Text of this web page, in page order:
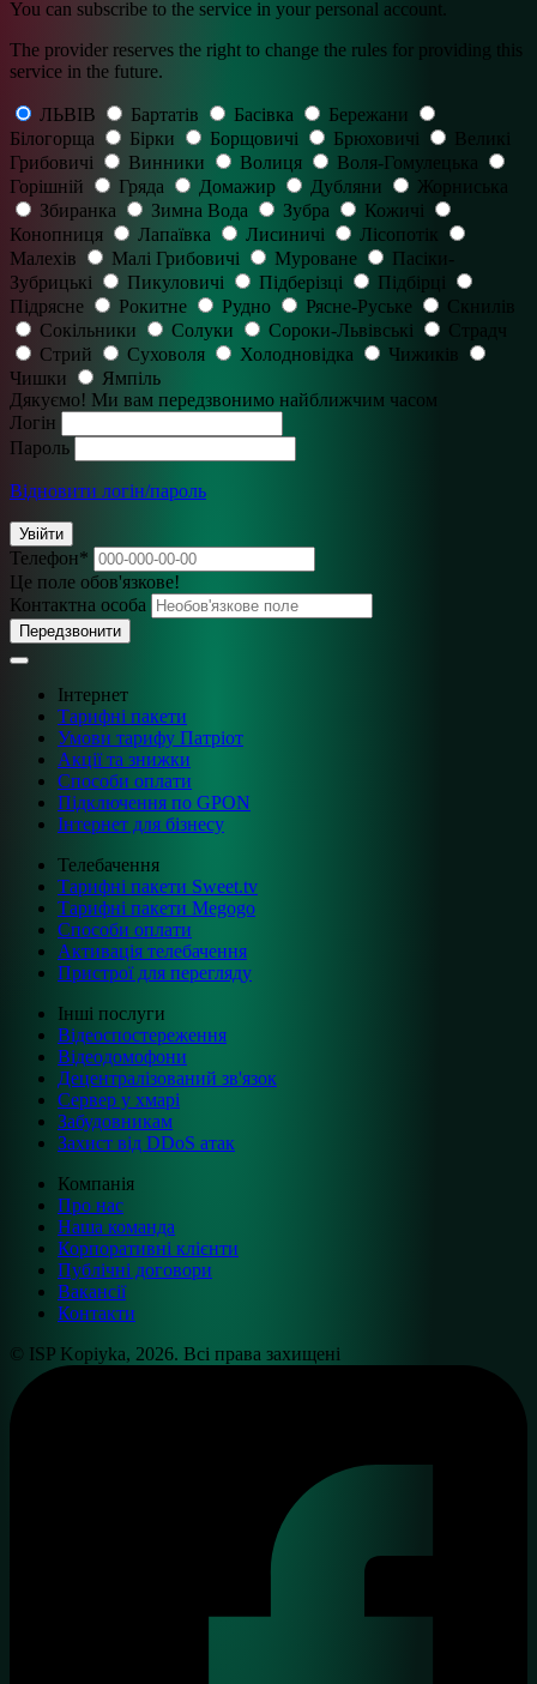
You can subscribe to the service in your personal account.
The provider reserves the right to change the rules for providing this
service in the future.
ЛЬВІВ Бартатів Басівка
Бережани
Білогорща
Бірки Борщовичі Брюховичі
Великі
Грибовичі
Винники Волиця
Воля-Гомулецька
Горішній
Гряда Домажир Дубляни
Жорниська
Збиранка
Зимна Вода Зубра
Кожичі
Конопниця
Лапаївка Лисиничі
Лісопотік
Малехів
Малі Грибовичі Муроване
Пасіки-
Зубрицькі
Пикуловичі Підберізці
Підбірці
Підрясне
Рокитне Рудно Рясне-Руське
Скнилів
Сокільники
Солуки Сороки-Львівські
Страдч
Стрий
Суховоля Холодновідка
Чижиків
Чишки
Ямпіль
Дякуємо! Ми вам передзвонимо найближчим часом
Логін
Пароль
Відновити логін/пароль
Увійти
Телефон*
Це поле обов'язкове!
Контактна особа
Передзвонити
Інтернет
Тарифні пакети
Умови тарифу Патріот
Акції та знижки
Способи оплати
Підключення по GPON
Інтернет для бізнесу
Телебачення
Тарифні пакети Sweet.tv
Тарифні пакети Megogo
Способи оплати
Активація телебачення
Пристрої для перегляду
Інші послуги
Відеоспостереження
Відеодомофони
Децентралізований зв'язок
Сервер у хмарі
Забудовникам
Захист від DDoS атак
Компанія
Про нас
Наша команда
Корпоративні клієнти
Публічні договори
Вакансії
Контакти
© ISP Kopiyka, 2026. Всі права захищені